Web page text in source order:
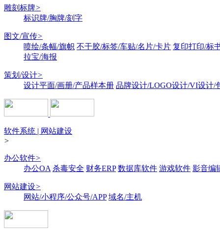
雕刻标牌>
标识牌/胸牌/刻字
图文/宣传>
喷绘/条幅/旗帜 不干胶/标签/车贴/名片/卡片 复印打印/标
拉宝/海报
策划/设计>
设计平面/画册/产品样本册 品牌设计/LOGO设计/VI设计/
软件系统 | 网站建设
>
办公软件>
办公OA 杀毒安全 财务ERP 数据库软件 游戏软件 影音编
网站建设>
网站/小程序/公众号/APP 域名/主机